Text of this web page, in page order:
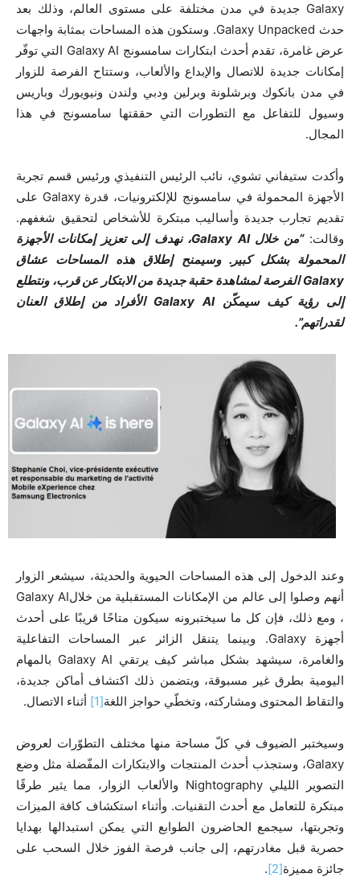
Galaxy جديدة في مدن مختلفة على مستوى العالم، وذلك بعد
حدث Galaxy Unpacked. وستكون هذه المساحات بمثابة واجهات
عرض غامرة، تقدم أحدث ابتكارات سامسونج Galaxy AI التي توفّر
إمكانات جديدة للاتصال والإبداع والألعاب، وستتاح الفرصة للزوار
في مدن بانكوك وبرشلونة وبرلين ودبي ولندن ونيويورك وباريس
وسيول للتفاعل مع التطورات التي حققتها سامسونج في هذا
المجال.
وأكدت ستيفاني تشوي، نائب الرئيس التنفيذي ورئيس قسم تجربة
الأجهزة المحمولة في سامسونج للإلكترونيات، قدرة Galaxy على
تقديم تجارب جديدة وأساليب مبتكرة للأشخاص لتحقيق شغفهم.
وقالت:
“من خلال Galaxy AI، نهدف إلى تعزيز إمكانات الأجهزة
المحمولة بشكل كبير. وسيمنح إطلاق هذه المساحات عشاق
Galaxy الفرصة لمشاهدة حقبة جديدة من الابتكار عن قرب، ونتطلع
إلى رؤية كيف سيمكّن Galaxy AI الأفراد من إطلاق العنان
لقدراتهم”.
وعند الدخول إلى هذه المساحات الحيوية والحديثة، سيشعر الزوار
أنهم وصلوا إلى عالم من الإمكانات المستقبلية من خلالGalaxy AI
، ومع ذلك، فإن كل ما سيختبرونه سيكون متاحًا قريبًا على أحدث
أجهزة Galaxy. وبينما يتنقل الزائر عبر المساحات التفاعلية
والغامرة، سيشهد بشكل مباشر كيف يرتقي Galaxy AI بالمهام
اليومية بطرق غير مسبوقة، ويتضمن ذلك اكتشاف أماكن جديدة،
والتقاط المحتوى ومشاركته، وتخطّي حواجز اللغة[1] أثناء الاتصال.
وسيختبر الضيوف في كلّ مساحة منها مختلف التطوّرات لعروض
Galaxy، وستجذب أحدث المنتجات والابتكارات المفّضلة مثل وضع
التصوير الليلي Nightography والألعاب الزوار، مما يثير طرقًا
مبتكرة للتعامل مع أحدث التقنيات. وأثناء استكشاف كافة الميزات
وتجربتها، سيجمع الحاضرون الطوابع التي يمكن استبدالها بهدايا
حصرية قبل مغادرتهم، إلى جانب فرصة الفوز خلال السحب على
جائزة مميزة[2]
.